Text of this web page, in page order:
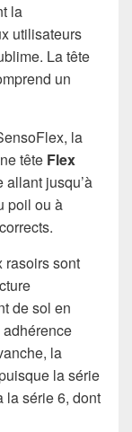
la
utilisateurs
La tête
un
la
tête Flex
allant jusqu’à
poil ou à
rasoirs sont
de sol en
la
la série
la série 6, dont